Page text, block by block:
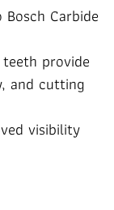
Carbide
provide
and cutting
visibility